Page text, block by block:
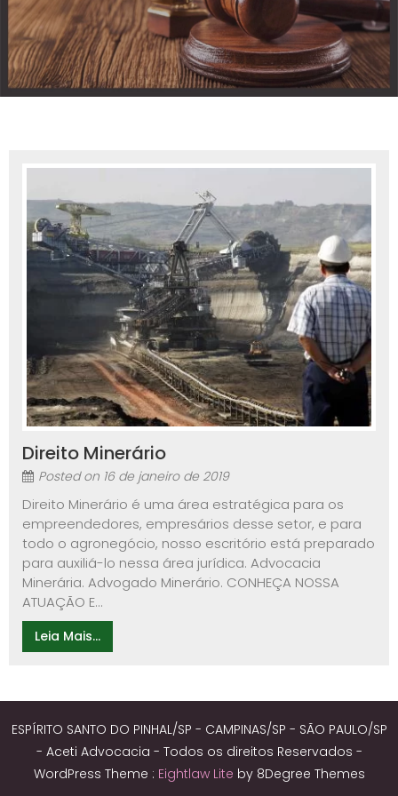
Direito Minerário
Posted on 16 de janeiro de 2019
Direito Minerário é uma área estratégica para os
empreendedores, empresários desse setor, e para
todo o agronegócio, nosso escritório está preparado
para auxiliá-lo nessa área jurídica. Advocacia
Minerária. Advogado Minerário. CONHEÇA NOSSA
ATUAÇÃO E...
Leia Mais...
ESPÍRITO SANTO DO PINHAL/SP - CAMPINAS/SP - SÃO PAULO/SP
- Aceti Advocacia - Todos os direitos Reservados -
WordPress Theme : Eightlaw Lite by 8Degree Themes